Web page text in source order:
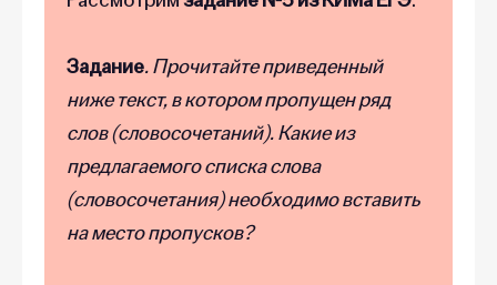
Задание. Прочитайте приведенный
ниже текст, в котором пропущен ряд
слов (словосочетаний). Какие из
предлагаемого списка слова
(словосочетания) необходимо вставить
на место пропусков?